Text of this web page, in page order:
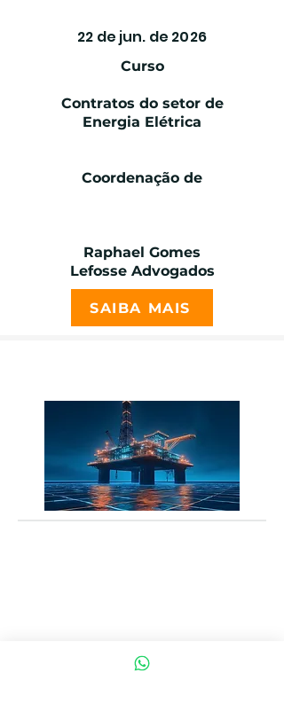
22 de jun. de 2026
Curso
Contratos do setor de
Energia Elétrica
Coordenação de
Raphael Gomes
Lefosse Advogados
SAIBA MAIS